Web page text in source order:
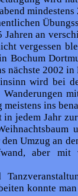
an
vergessen
Bochum
nächste 2002
wird bei
Wanderungen
meistens ins
in jedem Jahr
den Umzug an
aber
konnte